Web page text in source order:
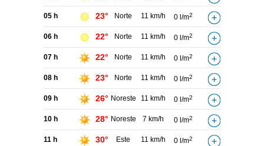
05 h 23° Norte 11 km/h 0 l/m2
06 h 22° Norte 11 km/h 0 l/m2
07 h 22° Norte 11 km/h 0 l/m2
08 h 23° Norte 11 km/h 0 l/m2
09 h 26° Noreste 11 km/h 0 l/m2
10 h 28° Noreste 7 km/h 0 l/m2
11 h 30° Este 11 km/h 0 l/m2